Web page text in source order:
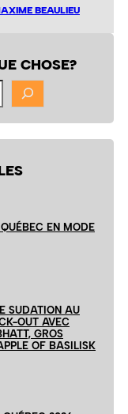
BEAULIEU
CHOSE?
EN MODE
SUDATION AU
OUT AVEC
GROS
OF BASILISK